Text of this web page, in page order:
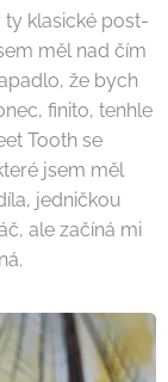
klasické post-
měl nad čím
že bych
finito, tenhle
Tooth se
jsem měl
jedničkou
ale začíná mi